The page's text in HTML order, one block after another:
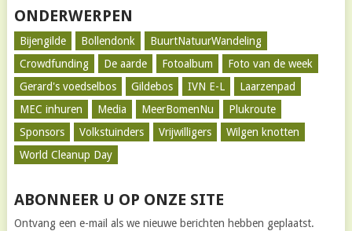
ONDERWERPEN
Bijengilde Bollendonk
BuurtNatuurWandeling
Crowdfunding
De aarde Fotoalbum
Foto van de week
Gerard's voedselbos
Gildebos IVN E-L
Laarzenpad
MEC inhuren
Media MeerBomenNu
Plukroute
Sponsors
Volkstuinders Vrijwilligers
Wilgen knotten
World Cleanup Day
ABONNEER U OP ONZE SITE
Ontvang een e-mail als we nieuwe berichten hebben geplaatst.